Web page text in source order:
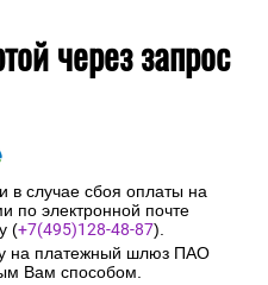
через запрос
в случае сбоя оплаты на
по электронной почте
(+7(495)128-48-87).
на платежный шлюз ПАО
Вам способом.